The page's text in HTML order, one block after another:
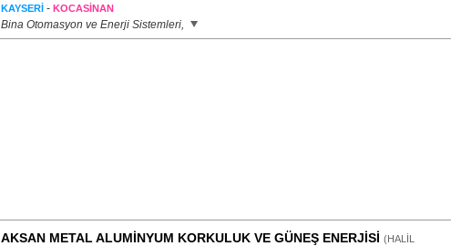
KAYSERİ- KOCASİNAN
Bina Otomasyon ve Enerji Sistemleri,
AKSAN METAL ALUMİNYUM KORKULUK VE GÜNEŞ ENERJİSİ (HALİL